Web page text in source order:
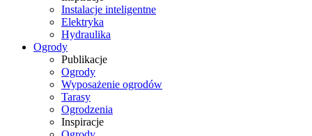
Instalacje inteligentne
Elektryka
Hydraulika
Ogrody
Publikacje
Ogrody
Wyposażenie ogrodów
Tarasy
Ogrodzenia
Inspiracje